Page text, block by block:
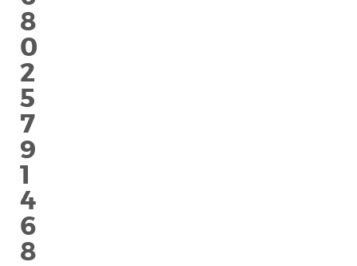
8
0
2
5
7
9
1
4
6
8